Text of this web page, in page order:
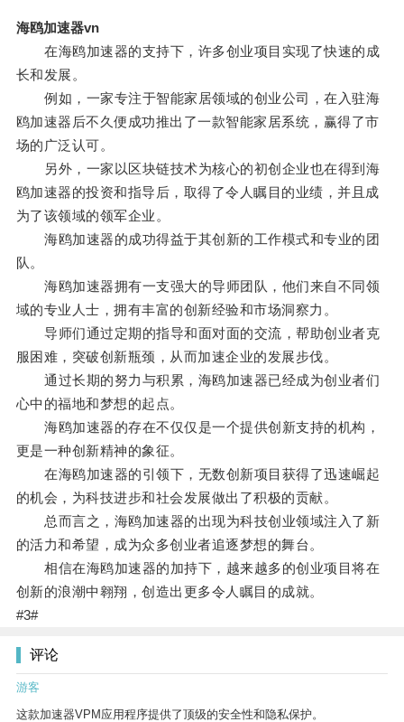
海鸥加速器vn
在海鸥加速器的支持下，许多创业项目实现了快速的成
长和发展。
例如，一家专注于智能家居领域的创业公司，在入驻海
鸥加速器后不久便成功推出了一款智能家居系统，赢得了市
场的广泛认可。
另外，一家以区块链技术为核心的初创企业也在得到海
鸥加速器的投资和指导后，取得了令人瞩目的业绩，并且成
为了该领域的领军企业。
海鸥加速器的成功得益于其创新的工作模式和专业的团
队。
海鸥加速器拥有一支强大的导师团队，他们来自不同领
域的专业人士，拥有丰富的创新经验和市场洞察力。
导师们通过定期的指导和面对面的交流，帮助创业者克
服困难，突破创新瓶颈，从而加速企业的发展步伐。
通过长期的努力与积累，海鸥加速器已经成为创业者们
心中的福地和梦想的起点。
海鸥加速器的存在不仅仅是一个提供创新支持的机构，
更是一种创新精神的象征。
在海鸥加速器的引领下，无数创新项目获得了迅速崛起
的机会，为科技进步和社会发展做出了积极的贡献。
总而言之，海鸥加速器的出现为科技创业领域注入了新
的活力和希望，成为众多创业者追逐梦想的舞台。
相信在海鸥加速器的加持下，越来越多的创业项目将在
创新的浪潮中翱翔，创造出更多令人瞩目的成就。
#3#
评论
游客
这款加速器VPM应用程序提供了顶级的安全性和隐私保护。